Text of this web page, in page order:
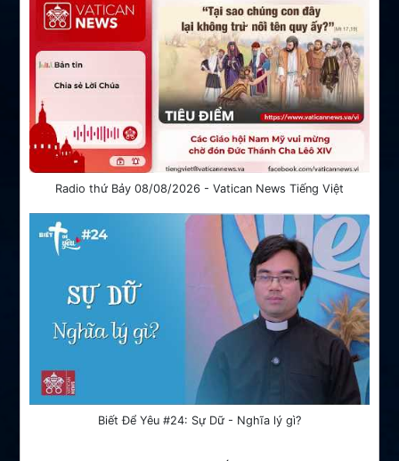
Radio thứ Bảy 08/08/2026 - Vatican News Tiếng Việt
Biết Để Yêu #24: Sự Dữ - Nghĩa lý gì?